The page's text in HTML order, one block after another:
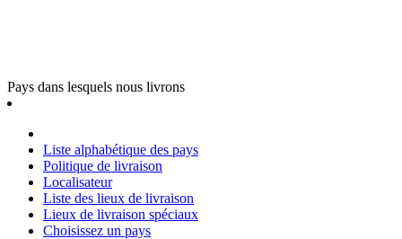
Pays dans lesquels nous livrons
Liste alphabétique des pays
Politique de livraison
Localisateur
Liste des lieux de livraison
Lieux de livraison spéciaux
Choisissez un pays